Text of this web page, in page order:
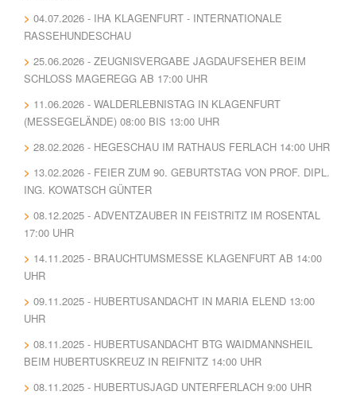
04.07.2026 - IHA KLAGENFURT - INTERNATIONALE
RASSEHUNDESCHAU
25.06.2026 - ZEUGNISVERGABE JAGDAUFSEHER BEIM
SCHLOSS MAGEREGG AB 17:00 UHR
11.06.2026 - WALDERLEBNISTAG IN KLAGENFURT
(MESSEGELÄNDE) 08:00 BIS 13:00 UHR
28.02.2026 - HEGESCHAU IM RATHAUS FERLACH 14:00 UHR
13.02.2026 - FEIER ZUM 90. GEBURTSTAG VON PROF. DIPL.
ING. KOWATSCH GÜNTER
08.12.2025 - ADVENTZAUBER IN FEISTRITZ IM ROSENTAL
17:00 UHR
14.11.2025 - BRAUCHTUMSMESSE KLAGENFURT AB 14:00
UHR
09.11.2025 - HUBERTUSANDACHT IN MARIA ELEND 13:00
UHR
08.11.2025 - HUBERTUSANDACHT BTG WAIDMANNSHEIL
BEIM HUBERTUSKREUZ IN REIFNITZ 14:00 UHR
08.11.2025 - HUBERTUSJAGD UNTERFERLACH 9:00 UHR